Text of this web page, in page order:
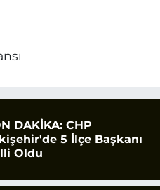
DAKİKA: CHP
5 İlçe Başkanı
Oldu